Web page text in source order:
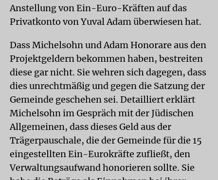
Anstellung von Ein-Euro-Kräften auf das
Privatkonto von Yuval Adam überwiesen hat.
Dass Michelsohn und Adam Honorare aus den
Projektgeldern bekommen haben, bestreiten
diese gar nicht. Sie wehren sich dagegen, dass
dies unrechtmäßig und gegen die Satzung der
Gemeinde geschehen sei. Detailliert erklärt
Michelsohn im Gespräch mit der Jüdischen
Allgemeinen, dass dieses Geld aus der
Trägerpauschale, die der Gemeinde für die 15
eingestellten Ein-Eurokräfte zufließt, den
Verwaltungsaufwand honorieren sollte. Sie